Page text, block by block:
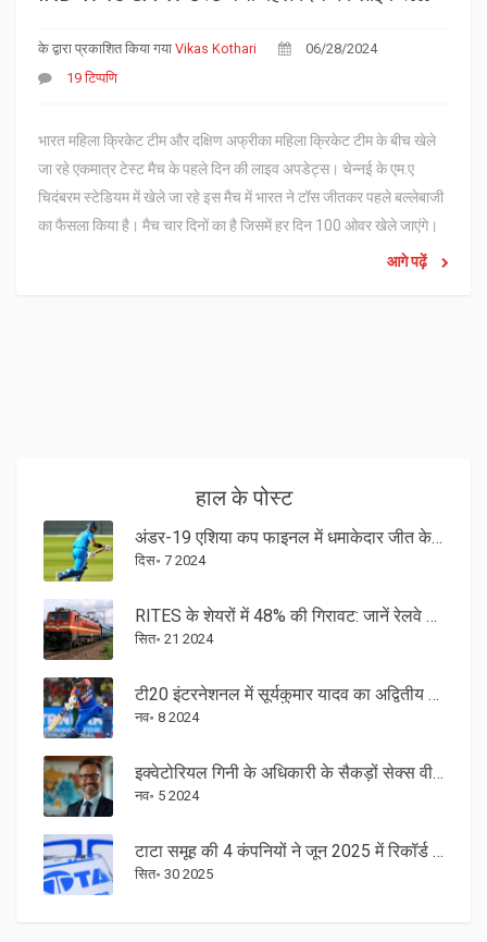
के द्वारा प्रकाशित किया गया Vikas Kothari
06/28/2024
19 टिप्पणि
भारत महिला क्रिकेट टीम और दक्षिण अफ्रीका महिला क्रिकेट टीम के बीच खेले
जा रहे एकमात्र टेस्ट मैच के पहले दिन की लाइव अपडेट्स। चेन्नई के एम.ए
चिदंबरम स्टेडियम में खेले जा रहे इस मैच में भारत ने टॉस जीतकर पहले बल्लेबाजी
का फैसला किया है। मैच चार दिनों का है जिसमें हर दिन 100 ओवर खेले जाएंगे।
आगे पढ़ें
हाल के पोस्ट
अंडर-19 एशिया कप फाइनल में धमाकेदार जीत के साथ भारत पहुंचा
दिस॰ 7 2024
RITES के शेयरों में 48% की गिरावट: जानें रेलवे PSU स्टॉक में धड़ाम क्यों हुआ
सित॰ 21 2024
टी20 इंटरनेशनल में सूर्यकुमार यादव का अद्वितीय कारनामा: निकोलस पूरन को पछाड़कर तीसरे स्थान पर पहुंचे
नव॰ 8 2024
इक्वेटोरियल गिनी के अधिकारी के सैकड़ों सेक्स वीडियो की जांच: भ्रष्टाचार और सार्वजनिक स्वास्थ्य संकट
नव॰ 5 2024
टाटा समूह की 4 कंपनियों ने जून 2025 में रिकॉर्ड डेट के साथ उच्च लाभांश की घोषणा की
सित॰ 30 2025